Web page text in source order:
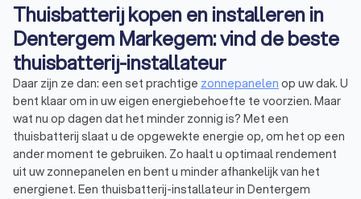
Thuisbatterij kopen en installeren in
Dentergem Markegem: vind de beste
thuisbatterij-installateur
Daar zijn ze dan: een set prachtige zonnepanelen op uw dak. U
bent klaar om in uw eigen energiebehoefte te voorzien. Maar
wat nu op dagen dat het minder zonnig is? Met een
thuisbatterij slaat u de opgewekte energie op, om het op een
ander moment te gebruiken. Zo haalt u optimaal rendement
uit uw zonnepanelen en bent u minder afhankelijk van het
energienet. Een thuisbatterij-installateur in Dentergem